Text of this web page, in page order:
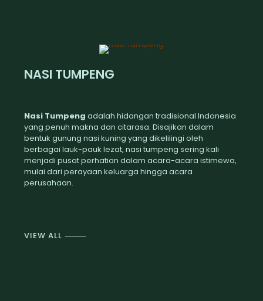
NASI TUMPENG
Nasi Tumpeng adalah hidangan tradisional Indonesia
yang penuh makna dan citarasa. Disajikan dalam
bentuk gunung nasi kuning yang dikelilingi oleh
berbagai lauk-pauk lezat, nasi tumpeng sering kali
menjadi pusat perhatian dalam acara-acara istimewa,
mulai dari perayaan keluarga hingga acara
perusahaan.
VIEW ALL ⸻